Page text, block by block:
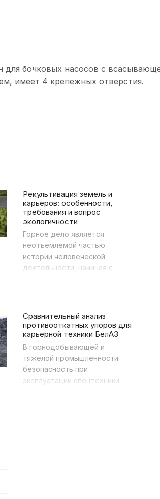
бочковых насосов с
имеет 4 крепежных отверстия.
Рекультивация земель и
карьеров: особенности,
требования и вопрос
экологичности
Горное дело является
неотъемлемой частью
истории человеческой
деятельности, начиная с
Сравнительный анализ
противооткатных упоров для
карьерной техники БелАЗ
В горнодобывающей и
тяжелой промышленности
безопасность при
эксплуатации спецтехники